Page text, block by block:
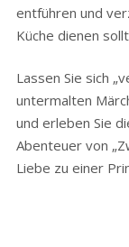
entführen und
Küche dienen
Lassen Sie sich
untermalten
und erleben Sie
Abenteuer von
Liebe zu einer